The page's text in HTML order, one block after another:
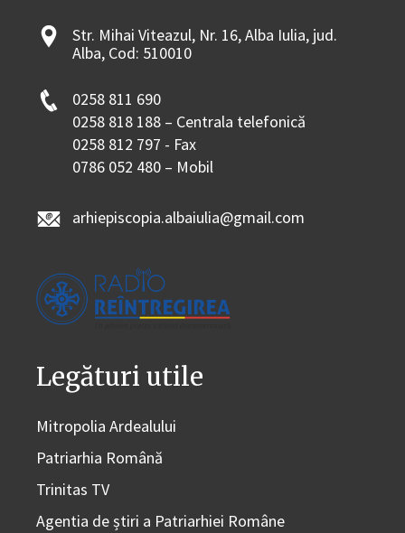
Str. Mihai Viteazul, Nr. 16, Alba Iulia, jud.
Alba, Cod: 510010
0258 811 690
0258 818 188 – Centrala telefonică
0258 812 797 - Fax
0786 052 480 – Mobil
arhiepiscopia.albaiulia@gmail.com
Legături utile
Mitropolia Ardealului
Patriarhia Română
Trinitas TV
Agentia de știri a Patriarhiei Române